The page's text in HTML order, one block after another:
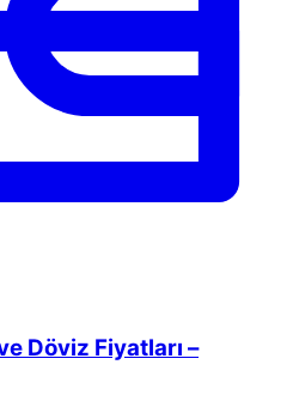
Döviz Fiyatları –